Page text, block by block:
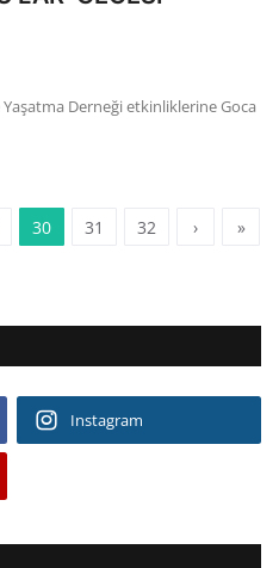
Yaşatma Derneği etkinliklerine Goca
30 31 32 › »
Instagram